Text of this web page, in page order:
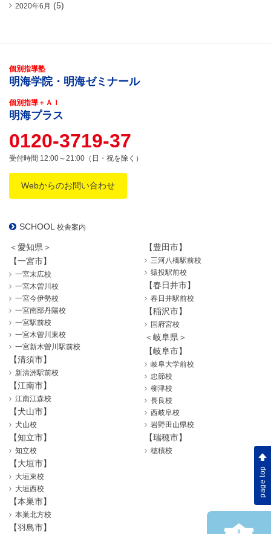
2020年6月 (5)
個別指導塾
明海学院・明海ゼミナール
個別指導＋ＡＩ
明海プラス
0120-3719-37
受付時間 12:00～21:00（日・祝を除く）
Webからのお問い合わせ
SCHOOL 校舎案内
＜愛知県＞
【一宮市】
一宮末広校
一宮木曽川校
一宮今伊勢校
一宮南部丹陽校
一宮駅前校
一宮木曽川東校
一宮新木曽川駅前校
【清須市】
新清洲駅前校
【江南市】
江南江森校
【犬山市】
犬山校
【知立市】
知立校
【豊田市】
三河八橋駅前校
猿投駅前校
【春日井市】
春日井駅前校
【稲沢市】
国府宮校
＜岐阜県＞
【岐阜市】
岐阜大学前校
忠節校
柳津校
長良校
西岐阜校
岩野田山県校
【瑞穂市】
穂積校
【大垣市】
大垣東校
大垣西校
【本巣市】
本巣北方校
【羽島市】
page top